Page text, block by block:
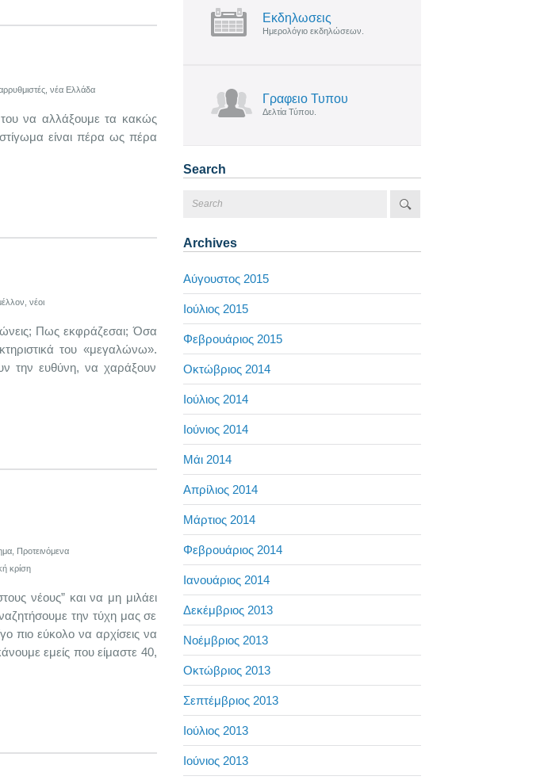
, νέα Ελλάδα
να αλλάξουμε τα κακώς
είναι πέρα ως πέρα
νέοι
Πως εκφράζεσαι; Όσα
του «μεγαλώνω».
την ευθύνη, να χαράξουν
, Προτεινόμενα
κρίση
νέους” και να μη μιλάει
την τύχη μας σε
πιο εύκολο να αρχίσεις να
εμείς που είμαστε 40,
Εκδηλωσεις
Ημερολόγιο εκδηλώσεων.
Γραφειο Τυπου
Δελτία Τύπου.
Search
Archives
Αύγουστος 2015
Ιούλιος 2015
Φεβρουάριος 2015
Οκτώβριος 2014
Ιούλιος 2014
Ιούνιος 2014
Μάι 2014
Απρίλιος 2014
Μάρτιος 2014
Φεβρουάριος 2014
Ιανουάριος 2014
Δεκέμβριος 2013
Νοέμβριος 2013
Οκτώβριος 2013
Σεπτέμβριος 2013
Ιούλιος 2013
Ιούνιος 2013